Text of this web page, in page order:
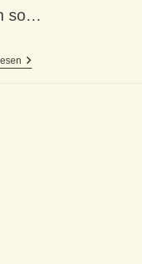
so…
Schlechte